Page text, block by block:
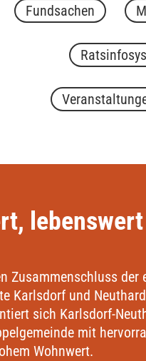
Fundsachen
lebenswert
Zusammenschluss der
Karlsdorf und
sich Karlsdorf-
mit
Wohnwert.